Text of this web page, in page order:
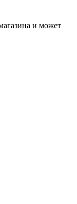
и может